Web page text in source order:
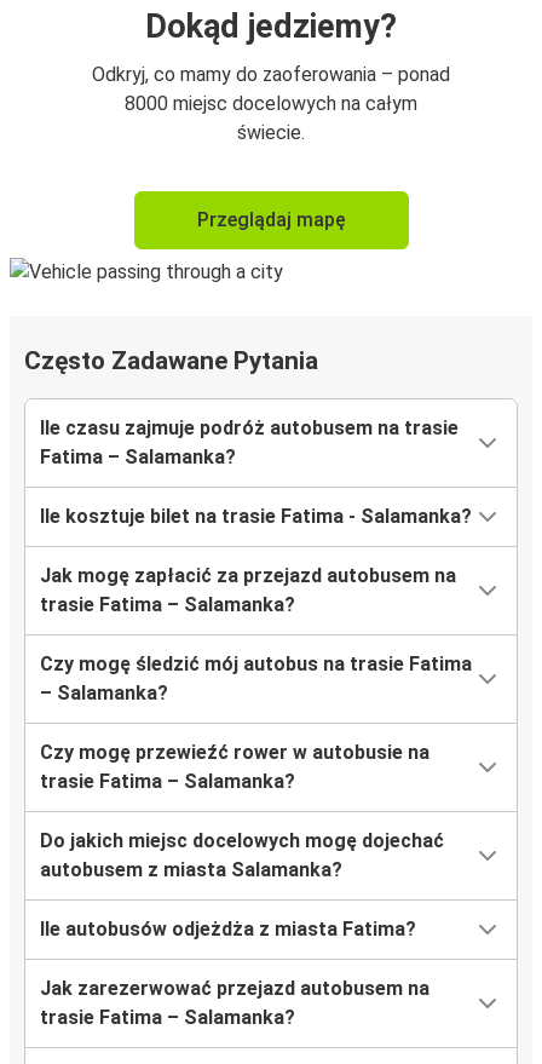
Dokąd jedziemy?
Odkryj, co mamy do zaoferowania – ponad
8000 miejsc docelowych na całym
świecie.
Przeglądaj mapę
Często Zadawane Pytania
Ile czasu zajmuje podróż autobusem na trasie
Fatima – Salamanka?
Ile kosztuje bilet na trasie Fatima - Salamanka?
Jak mogę zapłacić za przejazd autobusem na
trasie Fatima – Salamanka?
Czy mogę śledzić mój autobus na trasie Fatima
– Salamanka?
Czy mogę przewieźć rower w autobusie na
trasie Fatima – Salamanka?
Do jakich miejsc docelowych mogę dojechać
autobusem z miasta Salamanka?
Ile autobusów odjeżdża z miasta Fatima?
Jak zarezerwować przejazd autobusem na
trasie Fatima – Salamanka?